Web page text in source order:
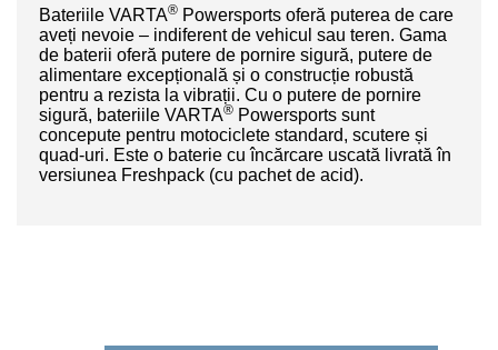
Bateriile VARTA® Powersports oferă puterea de care
aveți nevoie – indiferent de vehicul sau teren. Gama
de baterii oferă putere de pornire sigură, putere de
alimentare excepțională și o construcție robustă
pentru a rezista la vibrații. Cu o putere de pornire
sigură, bateriile VARTA® Powersports sunt
concepute pentru motociclete standard, scutere și
quad-uri. Este o baterie cu încărcare uscată livrată în
versiunea Freshpack (cu pachet de acid).